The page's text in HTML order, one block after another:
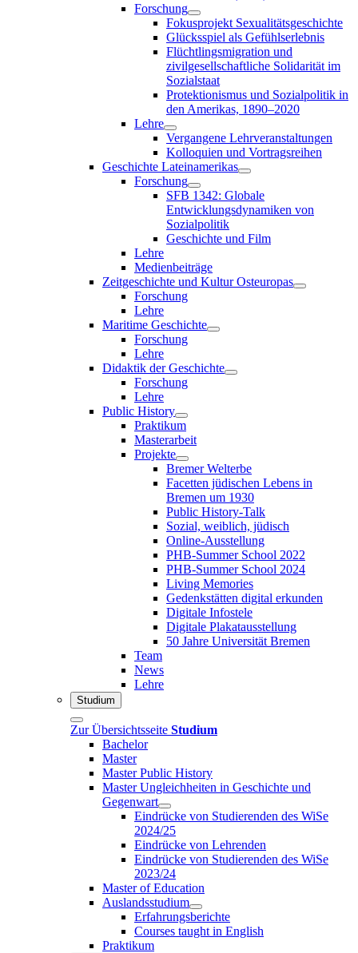
Forschung
Fokusprojekt Sexualitätsgeschichte
Glücksspiel als Gefühlserlebnis
Flüchtlingsmigration und
zivilgesellschaftliche Solidarität im
Sozialstaat
Protektionismus und Sozialpolitik in
den Amerikas, 1890–2020
Lehre
Vergangene Lehrveranstaltungen
Kolloquien und Vortragsreihen
Geschichte Lateinamerikas
Forschung
SFB 1342: Globale
Entwicklungsdynamiken von
Sozialpolitik
Geschichte und Film
Lehre
Medienbeiträge
Zeitgeschichte und Kultur Osteuropas
Forschung
Lehre
Maritime Geschichte
Forschung
Lehre
Didaktik der Geschichte
Forschung
Lehre
Public History
Praktikum
Masterarbeit
Projekte
Bremer Welterbe
Facetten jüdischen Lebens in
Bremen um 1930
Public History-Talk
Sozial, weiblich, jüdisch
Online-Ausstellung
PHB-Summer School 2022
PHB-Summer School 2024
Living Memories
Gedenkstätten digital erkunden
Digitale Infostele
Digitale Plakatausstellung
50 Jahre Universität Bremen
Team
News
Lehre
Studium
Zur Übersichtsseite Studium
Bachelor
Master
Master Public History
Master Ungleichheiten in Geschichte und
Gegenwart
Eindrücke von Studierenden des WiSe
2024/25
Eindrücke von Lehrenden
Eindrücke von Studierenden des WiSe
2023/24
Master of Education
Auslandsstudium
Erfahrungsberichte
Courses taught in English
Praktikum